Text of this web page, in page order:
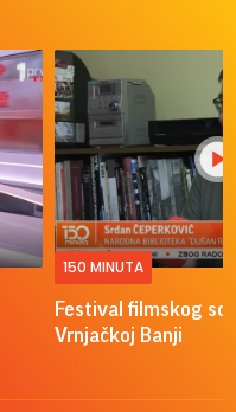
150 MINUTA
Festival filmskog
Vrnjačkoj Banji